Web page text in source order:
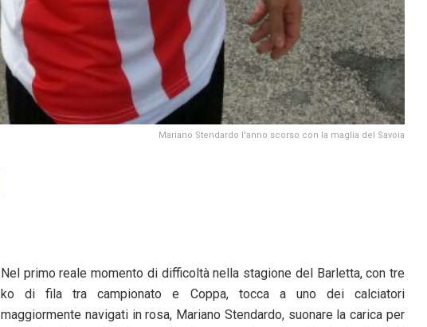
Mariano Stendardo l'anno scorso con la maglia del Savoia
Nel primo reale momento di difficoltà nella stagione del Barletta, con tre
ko di fila tra campionato e Coppa, tocca a uno dei calciatori
maggiormente navigati in rosa, Mariano Stendardo, suonare la carica per